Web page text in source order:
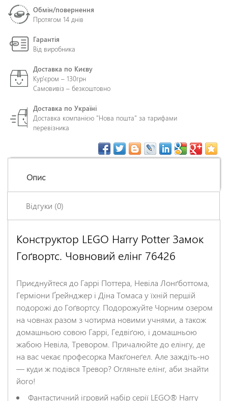
Обмін/повернення
Протягом 14 днів
Гарантія
Від виробника
Доставка по Києву
Кур'єром – 130грн
Самовивіз – безкоштовно
Доставка по Україні
Доставка компанією "Нова пошта" за тарифами
перевізника
Опис
Відгуки (0)
Конструктор LEGO Harry Potter Замок
Гоґвортс. Човновий елінг 76426
Приєднуйтеся до Гаррі Поттера, Невіла Лонґботтома,
Герміони Ґрейнджер і Діна Томаса у їхній першій
подорожі до Гоґвортсу. Подорожуйте Чорним озером
на човнах разом з чотирма новими учнями, а також
домашньою совою Гаррі, Гедвіґою, і домашньою
жабою Невіла, Тревором. Причалюйте до елінгу, де
на вас чекає професорка Макґонеґел. Але заждіть-но
— куди ж подівся Тревор? Огляньте елінг, аби знайти
його!
Фантастичний ігровий набір серії LEGO® Harry
Залишіть відгук про цей товар першими
*
Ім'я
*
Заголовок відгуку
*
Відгук